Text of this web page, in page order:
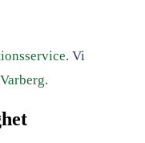
. Vi
Varberg.